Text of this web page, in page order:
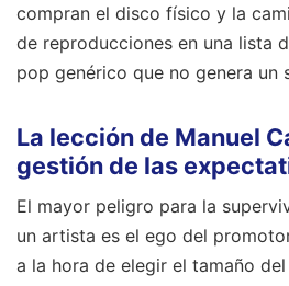
compran el disco físico y la
de reproducciones en una lista
pop genérico que no genera un
La lección de Manuel
gestión de las
El mayor peligro para la
un artista es el ego del
a la hora de elegir el tamaño